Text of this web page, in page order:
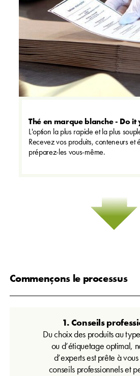
Thé en marque blanche - Do
L'option la plus rapide et la plus
Recevez vos produits, conteneurs et
préparez-les vous-même.
Commençons le processus
1. Conseils
Du choix des produits au
ou d’étiquetage optimal,
d’experts est prête à
conseils professionnels et